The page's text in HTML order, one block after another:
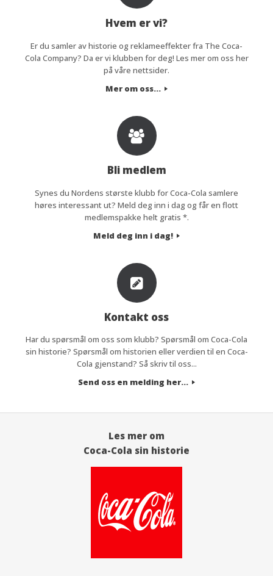
Hvem er vi?
Er du samler av historie og reklameeffekter fra The Coca-
Cola Company? Da er vi klubben for deg! Les mer om oss her
på våre nettsider.
Mer om oss...
Bli medlem
Synes du Nordens største klubb for Coca-Cola samlere
høres interessant ut? Meld deg inn i dag og får en flott
medlemspakke helt gratis *.
Meld deg inn i dag!
Kontakt oss
Har du spørsmål om oss som klubb? Spørsmål om Coca-Cola
sin historie? Spørsmål om historien eller verdien til en Coca-
Cola gjenstand? Så skriv til oss...
Send oss en melding her...
Les mer om
Coca-Cola sin historie